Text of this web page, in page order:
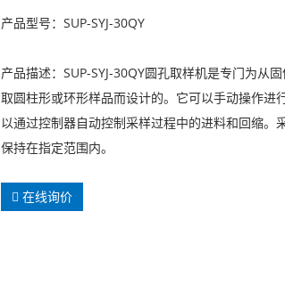
产品型号：SUP-SYJ-30QY
产品描述：SUP-SYJ-30QY圆孔取样机是专门为从
取圆柱形或环形样品而设计的。它可以手动操作进
以通过控制器自动控制采样过程中的进料和回缩。
保持在指定范围内。
在线询价